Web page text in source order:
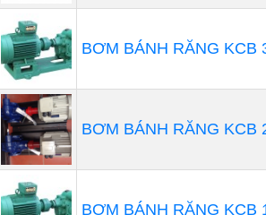
BƠM BÁNH RĂNG KCB
BƠM BÁNH RĂNG KCB
BƠM BÁNH RĂNG KCB